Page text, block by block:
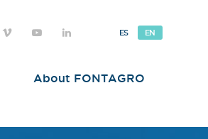
ES EN
About FONTAGRO